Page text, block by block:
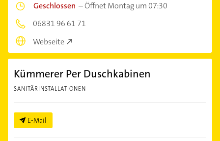
Geschlossen –Öffnet Montag um 07:30
06831 96 61 71
Webseite
Kümmerer Per Duschkabinen
SANITÄRINSTALLATIONEN
E-Mail